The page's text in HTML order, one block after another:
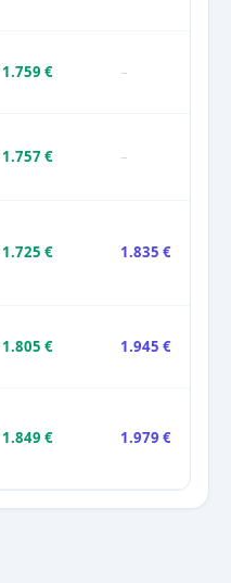
1.759 € –
1.757 € –
1.725 € 1.835 €
1.805 € 1.945 €
1.849 € 1.979 €